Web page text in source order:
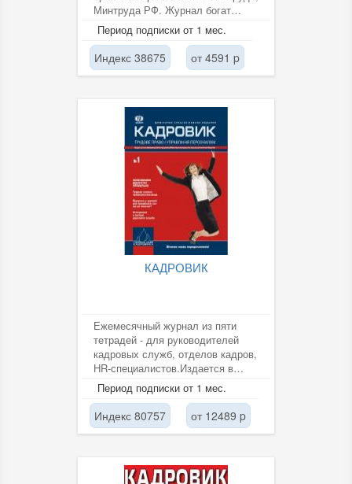
Минтруда РФ. Журнал богат
образцами кадровых
документов...
Период подписки от 1 мес.
Индекс 38675 от 4591 p
КАДРОВИК
Ежемесячный журнал из пяти
тетрадей - для руководителей
кадровых служб, отделов кадров,
HR-специалистов.Издается в
содружестве с
Государственным...
Период подписки от 1 мес.
Индекс 80757 от 12489 p